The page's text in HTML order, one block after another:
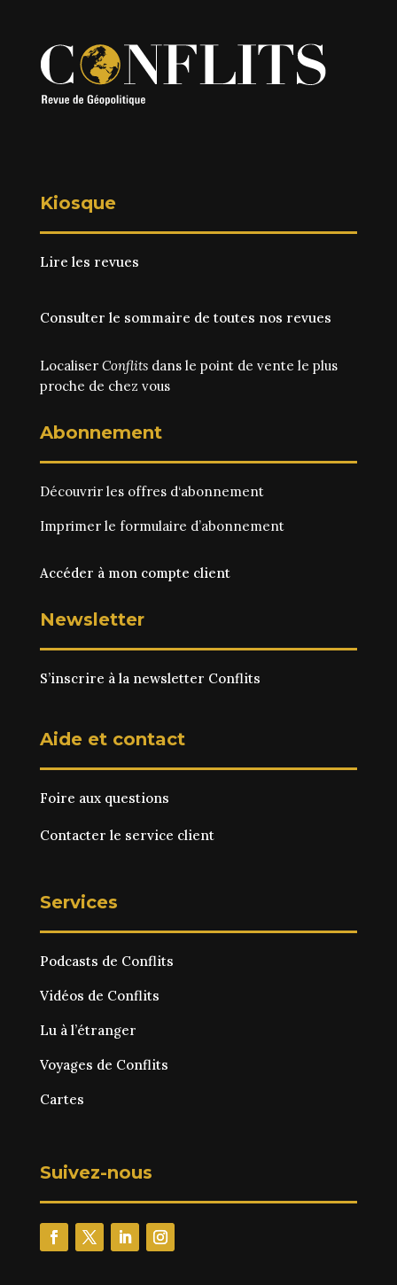
Kiosque
Lire les revues
Consulter le sommaire de toutes nos revues
Localiser Conflitsdans le point de vente le plus
proche de chez vous
Abonnement
Découvrir les offres d‘abonnement
Imprimer le formulaire d’abonnement
Accéder à mon compte client
Newsletter
S’inscrire à la newsletter Conflits
Aide et contact
Foire aux questions
Contacter le service client
Services
Podcasts de Conflits
Vidéos de Conflits
Lu à l’étranger
Voyages de Conflits
Cartes
Suivez-nous